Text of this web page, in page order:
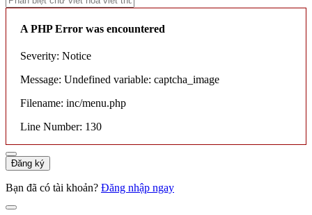
A PHP Error was encountered
Severity: Notice
Message: Undefined variable: captcha_image
Filename: inc/menu.php
Line Number: 130
Đăng ký
Bạn đã có tài khoản? Đăng nhập ngay